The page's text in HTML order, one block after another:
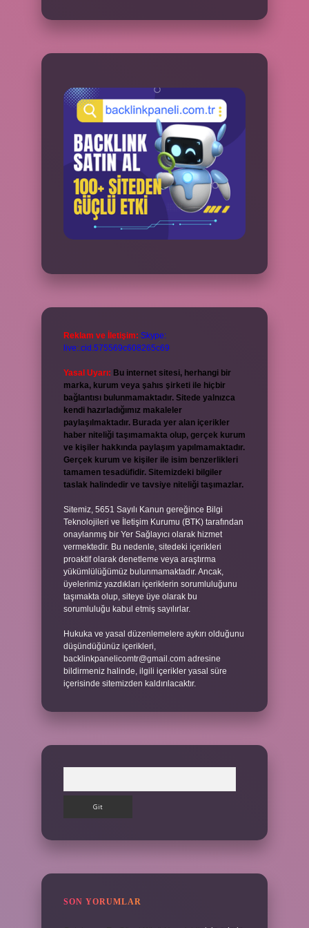
Reklam ve İletişim: Skype:
live:.cid.575569c608265c69
Yasal Uyarı: Bu internet sitesi, herhangi bir
marka, kurum veya şahıs şirketi ile hiçbir
bağlantısı bulunmamaktadır. Sitede yalnızca
kendi hazırladığımız makaleler
paylaşılmaktadır. Burada yer alan içerikler
haber niteliği taşımamakta olup, gerçek kurum
ve kişiler hakkında paylaşım yapılmamaktadır.
Gerçek kurum ve kişiler ile isim benzerlikleri
tamamen tesadüfidir. Sitemizdeki bilgiler
taslak halindedir ve tavsiye niteliği taşımazlar.
Sitemiz, 5651 Sayılı Kanun gereğince Bilgi
Teknolojileri ve İletişim Kurumu (BTK) tarafından
onaylanmış bir Yer Sağlayıcı olarak hizmet
vermektedir. Bu nedenle, sitedeki içerikleri
proaktif olarak denetleme veya araştırma
yükümlülüğümüz bulunmamaktadır. Ancak,
üyelerimiz yazdıkları içeriklerin sorumluluğunu
taşımakta olup, siteye üye olarak bu
sorumluluğu kabul etmiş sayılırlar.
Hukuka ve yasal düzenlemelere aykırı olduğunu
düşündüğünüz içerikleri,
backlinkpanelicomtr@gmail.com adresine
bildirmeniz halinde, ilgili içerikler yasal süre
içerisinde sitemizden kaldırılacaktır.
SON YORUMLAR